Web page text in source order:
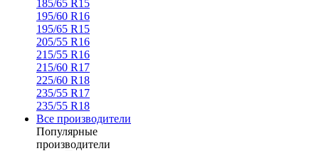
185/65 R15
195/60 R16
195/65 R15
205/55 R16
215/55 R16
215/60 R17
225/60 R18
235/55 R17
235/55 R18
Все производители
Популярные
производители